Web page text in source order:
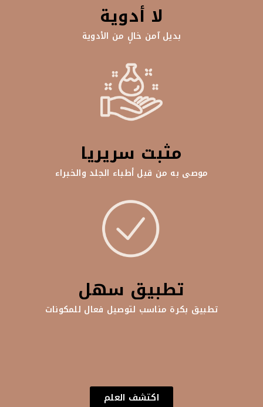
لا أدوية
بديل آمن خالٍ من الأدوية
مثبت سريريا
موصى به من قبل أطباء الجلد والخبراء
تطبيق سهل
تطبيق بكرة مناسب لتوصيل فعال للمكونات
اكتشف العلم